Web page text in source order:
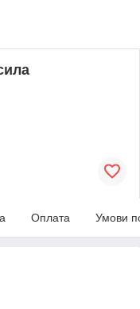
Оплата Умови